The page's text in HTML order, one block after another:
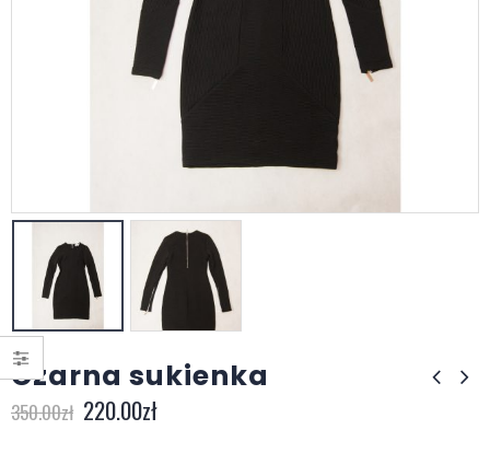
Czarna sukienka
350.00zł 220.00zł